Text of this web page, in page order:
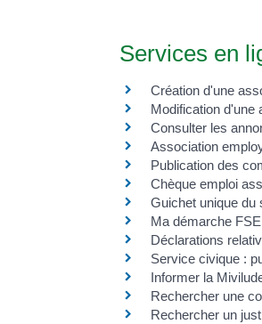
Services en
Création d'une
Modification d'une
Consulter les
Association
Publication des
Chèque emploi
Guichet unique du
Ma démarche FSE
Déclarations
Service civique :
Informer la
Rechercher une
Rechercher un